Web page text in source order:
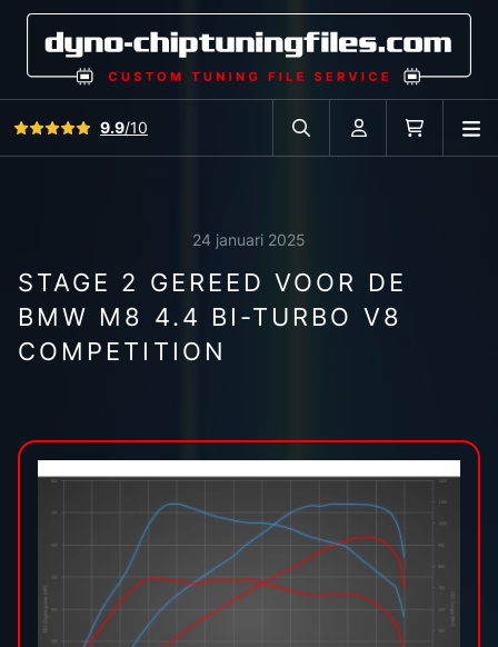
Bekijk alle reviews
9.9/10
Zoek in autodatabase
Account
24 januari 2025
STAGE 2 GEREED VOOR DE
BMW M8 4.4 BI-TURBO V8
COMPETITION